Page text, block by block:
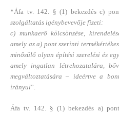
*Áfa tv. 142. § (1) bekezdés c)
szolgáltatás igénybevevője fizeti:
c) munkaerő kölcsönzése,
amely az a) pont szerinti
minősülő olyan építési szerelési és
amely ingatlan létrehozatalára,
megváltoztatására – ideértve a
irányul”.
Áfa tv. 142. § (1) bekezdés a)